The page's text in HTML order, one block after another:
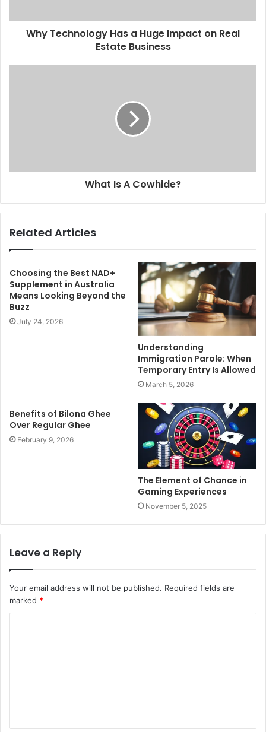
Why Technology Has a Huge Impact on Real
Estate Business
What Is A Cowhide?
Related Articles
Choosing the Best NAD+
Supplement in Australia
Means Looking Beyond the
Buzz
July 24, 2026
Understanding
Immigration Parole: When
Temporary Entry Is Allowed
March 5, 2026
Benefits of Bilona Ghee
Over Regular Ghee
February 9, 2026
The Element of Chance in
Gaming Experiences
November 5, 2025
Leave a Reply
Your email address will not be published. Required fields are
marked *
t